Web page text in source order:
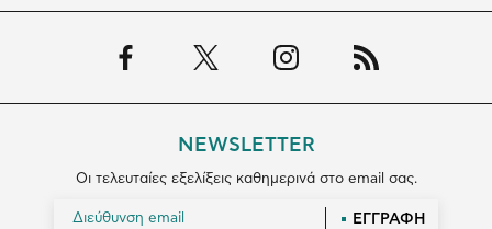
NEWSLETTER
Οι τελευταίες εξελίξεις καθημερινά στο email σας.
ΕΓΓΡΑΦΗ